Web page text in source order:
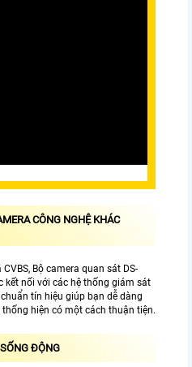
CÔNG NGHỆ KHÁC
Bộ camera quan sát DS-
kết nối với các hệ thống giám sát
tín hiệu giúp bạn dễ dàng
hiện có một cách thuận tiện.
ĐỘNG